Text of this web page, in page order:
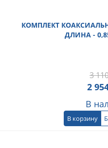
КОМПЛЕКТ
ДЛИНА -
3
2
В
В корзину